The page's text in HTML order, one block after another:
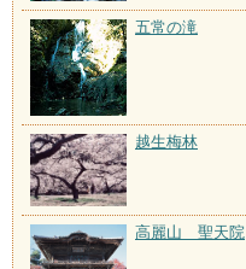
五常の滝
越生梅林
高麗山 聖天院